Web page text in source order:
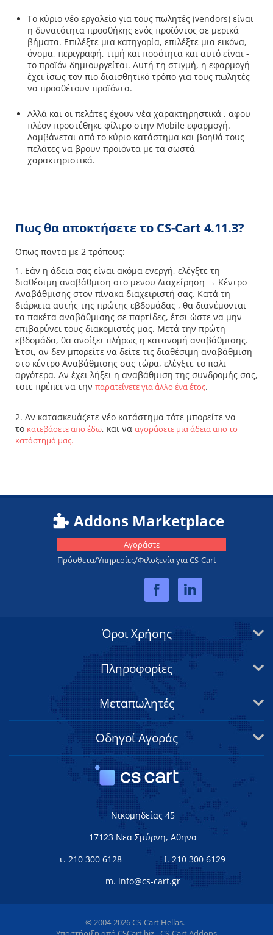
Το κύριο νέο εργαλείο για τους πωλητές (vendors) είναι
η δυνατότητα προσθήκης ενός προϊόντος σε μερικά
βήματα. Επιλέξτε μια κατηγορία, επιλέξτε μια εικόνα,
όνομα, περιγραφή, τιμή και ποσότητα και αυτό είναι -
το προϊόν δημιουργείται. Αυτή τη στιγμή, η εφαρμογή
έχει ίσως τον πιο διαισθητικό τρόπο για τους πωλητές
να προσθέτουν προϊόντα.
Αλλά και οι πελάτες έχουν νέα χαρακτηρηστικά . αφου
πλέον προστέθηκε φίλτρο στην Mobile εφαρμογή.
Λαμβάνεται από το κύριο κατάστημα και βοηθά τους
πελάτες να βρουν προϊόντα με τα σωστά
χαρακτηριστικά.
Πως θα αποκτήσετε το CS-Cart 4.11.3?
Οπως παντα με 2 τρόπους:
1. Εάν η άδεια σας είναι ακόμα ενεργή, ελέγξτε τη
διαθέσιμη αναβάθμιση στο μενου Διαχείρηση → Κέντρο
Αναβάθμισης στον πίνακα διαχειριστή σας. Κατά τη
διάρκεια αυτής της πρώτης εβδομάδας , θα διανέμονται
τα πακέτα αναβάθμισης σε παρτίδες, έτσι ώστε να μην
επιβαρύνει τους διακομιστές μας. Μετά την πρώτη
εβδομάδα, θα ανοίξει πλήρως η κατανομή αναβάθμισης.
Έτσι, αν δεν μπορείτε να δείτε τις διαθέσιμη αναβάθμιση
στο κέντρο Αναβάθμισης σας τώρα, ελέγξτε το παλι
αργότερα. Αν έχει λήξει η αναβάθμιση της συνδρομής σας,
τοτε πρέπει να την παρατείνετε για άλλο ένα έτος.
2. Αν κατασκευάζετε νέο κατάστημα τότε μπορείτε να
το κατεβάσετε απο έδω, και να αγοράσετε μια άδεια απο το
κατάστημά μας.
Addons Marketplace
Αγοράστε
Πρόσθετα/Υπηρεσίες/Φιλοξενία για CS-Cart
Όροι Χρήσης
Πληροφορίες
Μεταπωλητές
Οδηγοί Αγοράς
Νικομηδείας 45
17123 Νεα Σμύρνη, Αθηνα
τ. 210 300 6128
f. 210 300 6129
m. info@cs-cart.gr
© 2004-2026 CS-Cart Hellas.